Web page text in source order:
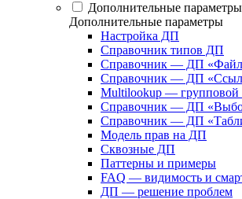
Дополнительные параметры
Дополнительные параметры
Настройка ДП
Справочник типов ДП
Справочник — ДП
Справочник — ДП
Multilookup — групповой
Справочник — ДП
Справочник — ДП
Модель прав на ДП
Сквозные ДП
Паттерны и примеры
FAQ — видимость и
ДП — решение проблем